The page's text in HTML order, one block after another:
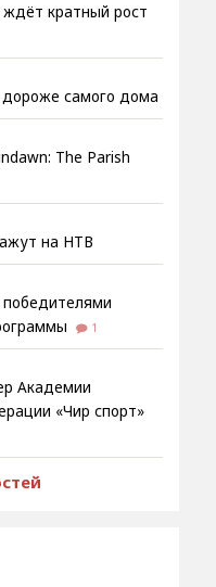
ждёт кратный рост
дороже самого дома
The Parish
на НТВ
победителями
1
Академии
«Чир спорт»